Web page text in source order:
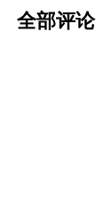
全部评论